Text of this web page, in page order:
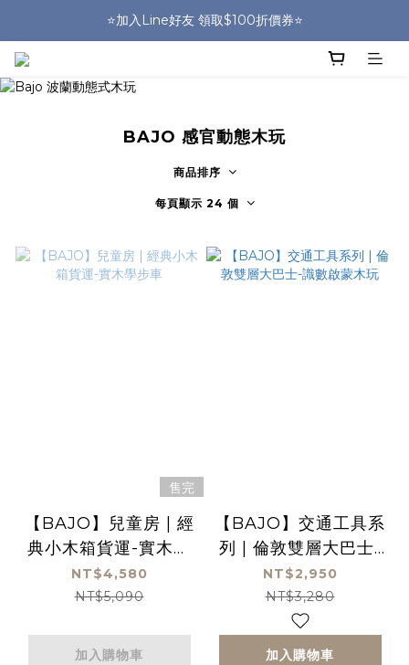
🎒HUGGER實體門市~實背才知道🎒
⭐️加入Line好友 領取$100折價券⭐️
BAJO 感官動態木玩
商品排序
每頁顯示 24 個
售完
【BAJO】兒童房 | 經
典小木箱貨運-實木學
步車
NT$4,580
NT$5,090
加入購物車
【BAJO】交通工具系
列 | 倫敦雙層大巴士-
識數啟蒙木玩
NT$2,950
NT$3,280
加入購物車